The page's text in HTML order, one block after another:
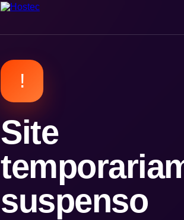
!
Site
suspenso